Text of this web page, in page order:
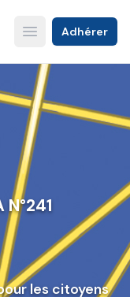
Open main menu
Adhérer
N°241
les citoyens